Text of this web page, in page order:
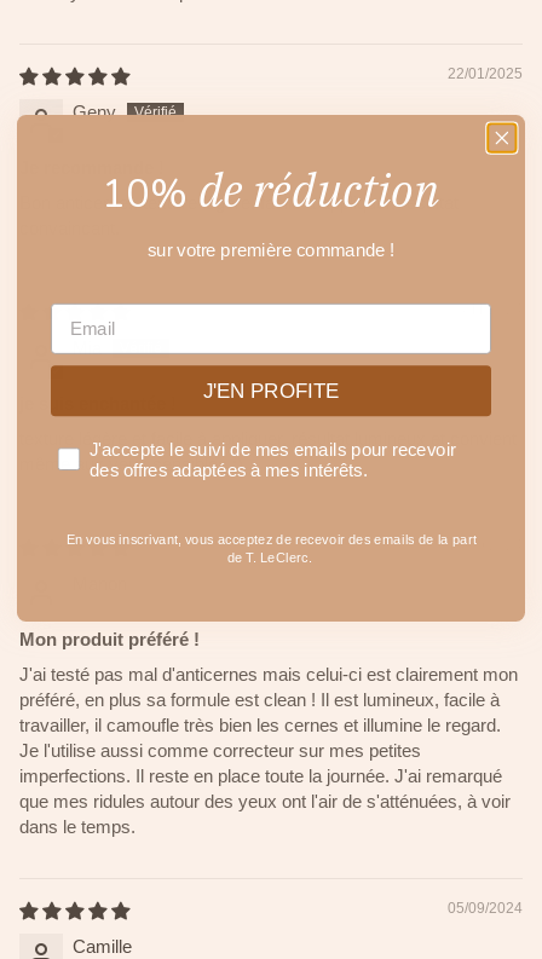
22/01/2025
Geny
Bon anticerne,, texture légère, facile à appliquer, résultat
08/11/2024
texture légère et facile à appliquer, résultat lumineux et convient
même aux yeux sensibles :)
13/09/2024
Mon produit préféré !
J'ai testé pas mal d'anticernes mais celui-ci est clairement mon
préféré, en plus sa formule est clean ! Il est lumineux, facile à
travailler, il camoufle très bien les cernes et illumine le regard.
Je l'utilise aussi comme correcteur sur mes petites
imperfections. Il reste en place toute la journée. J'ai remarqué
que mes ridules autour des yeux ont l'air de s'atténuées, à voir
dans le temps.
05/09/2024
Camille
10% de réduction
sur votre première commande !
EMAIL
J'EN PROFITE
J'accepte le suivi de mes emails pour recevoir
des offres adaptées à mes intérêts.
En vous inscrivant, vous acceptez de recevoir des emails de la part
de T. LeClerc.